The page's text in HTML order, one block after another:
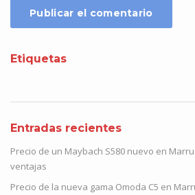
Etiquetas
Entradas recientes
Precio de un Maybach S580 nuevo en
ventajas
Precio de la nueva gama Omoda C5 en